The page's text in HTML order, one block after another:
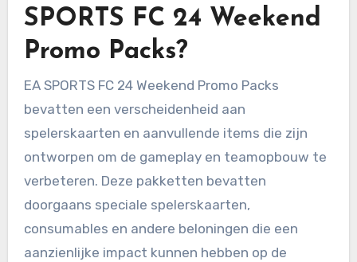
SPORTS FC 24 Weekend
Promo Packs?
EA SPORTS FC 24 Weekend Promo Packs
bevatten een verscheidenheid aan
spelerskaarten en aanvullende items die zijn
ontworpen om de gameplay en teamopbouw te
verbeteren. Deze pakketten bevatten
doorgaans speciale spelerskaarten,
consumables en andere beloningen die een
aanzienlijke impact kunnen hebben op de